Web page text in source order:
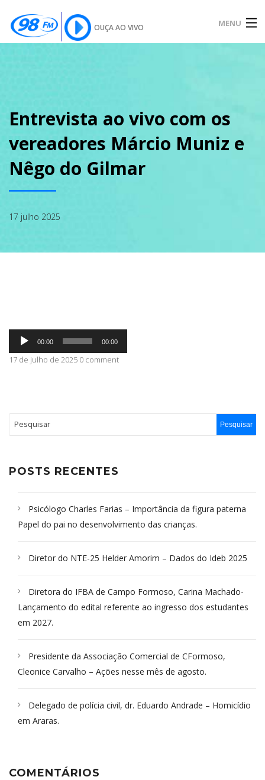
OUÇA AO VIVO MENU
SOBRE
CONTATO
Entrevista ao vivo com os
vereadores Márcio Muniz e
Nêgo do Gilmar
17 julho 2025
Tocador
áudio
00:00 00:00
17 de julho de 2025 0 comment
POSTS RECENTES
Psicólogo Charles Farias – Importância da figura paterna
Papel do pai no desenvolvimento das crianças.
Diretor do NTE-25 Helder Amorim – Dados do Ideb 2025
Diretora do IFBA de Campo Formoso, Carina Machado-
Lançamento do edital referente ao ingresso dos estudantes
em 2027.
Presidente da Associação Comercial de CFormoso,
Cleonice Carvalho – Ações nesse mês de agosto.
Delegado de polícia civil, dr. Eduardo Andrade – Homicídio
em Araras.
COMENTÁRIOS